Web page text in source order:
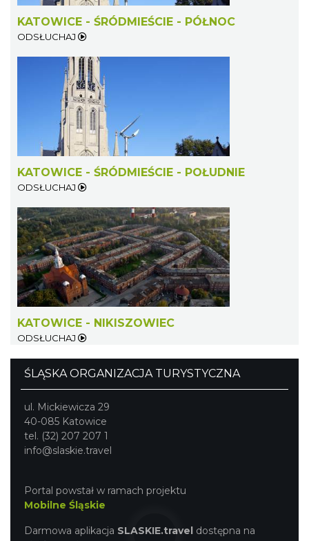
Wystawa prof. Włodzimierza
Kwiatkowskiego w Tichauer Art Gallery
12.93 km
Koncert Sandry w Gliwicach
Gliwice
21.13 km
Święto Ziół w pszczyńskim skansenie
28.42 km
KATOWICE - ŚRÓDMIEŚCIE - PÓŁNOC
ODSŁUCHAJ
KATOWICE - ŚRÓDMIEŚCIE - POŁUDNIE
ODSŁUCHAJ
KATOWICE - NIKISZOWIEC
ODSŁUCHAJ
ŚLĄSKA ORGANIZACJA TURYSTYCZNA
ul. Mickiewicza 29
40-085 Katowice
tel. (32) 207 207 1
info@slaskie.travel
Portal powstał w ramach projektu
Mobilne Śląskie
Darmowa aplikacja SLASKIE.travel dostępna na